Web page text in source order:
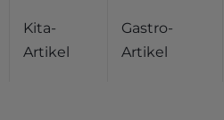
Kita-
Artikel
Gastro-
Artikel